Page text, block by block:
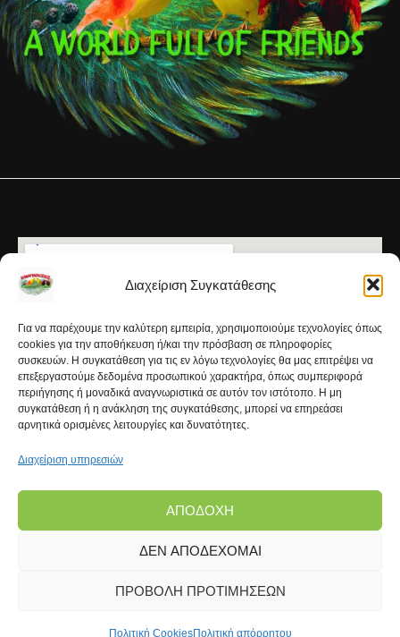
Διαχείριση Συγκατάθεσης
Για να παρέχουμε την καλύτερη εμπειρία, χρησιμοποιούμε τεχνολογίες όπως
cookies για την αποθήκευση ή/και την πρόσβαση σε πληροφορίες
συσκευών. Η συγκατάθεση για τις εν λόγω τεχνολογίες θα μας επιτρέψει να
επεξεργαστούμε δεδομένα προσωπικού χαρακτήρα, όπως συμπεριφορά
περιήγησης ή μοναδικά αναγνωριστικά σε αυτόν τον ιστότοπο. Η μη
συγκατάθεση ή η ανάκληση της συγκατάθεσης, μπορεί να επηρεάσει
αρνητικά ορισμένες λειτουργίες και δυνατότητες.
Διαχείριση υπηρεσιών
ΑΠΟΔΟΧΉ
ΔΕΝ ΑΠΟΔΈΧΟΜΑΙ
ΠΡΟΒΟΛΉ ΠΡΟΤΙΜΉΣΕΩΝ
Πολιτική CookiesΠολιτική απόρρητου
Copyright © 2026 | Kanarinokosmos.gr | Development